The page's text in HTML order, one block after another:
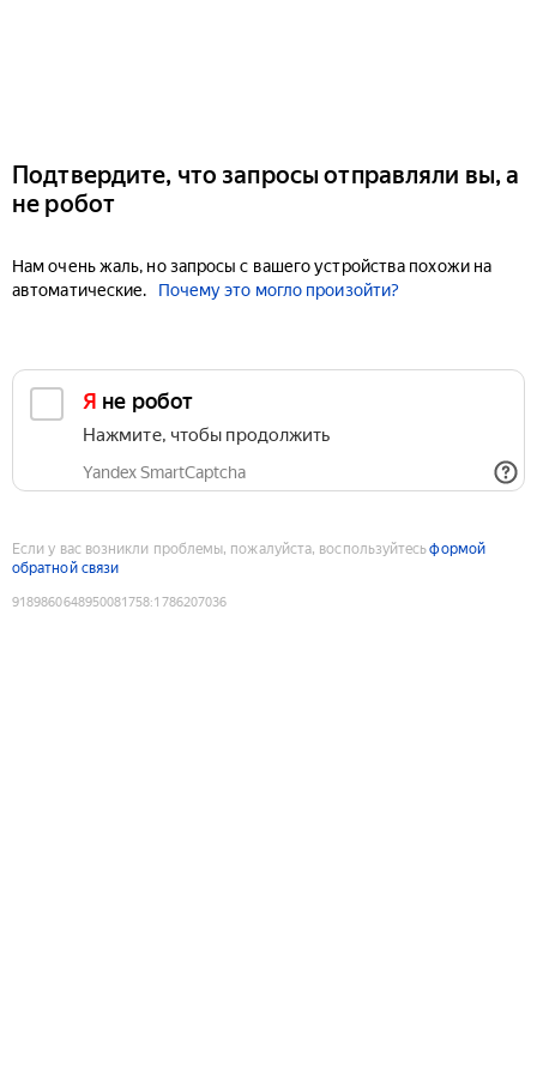
Подтвердите, что запросы отправляли вы, а
не робот
Нам очень жаль, но запросы с вашего устройства похожи на
автоматические.
Почему это могло произойти?
Я не робот
Нажмите, чтобы продолжить
Yandex SmartCaptcha
Если у вас возникли проблемы, пожалуйста, воспользуйтесьформой
обратной связи
9189860648950081758:1786207036